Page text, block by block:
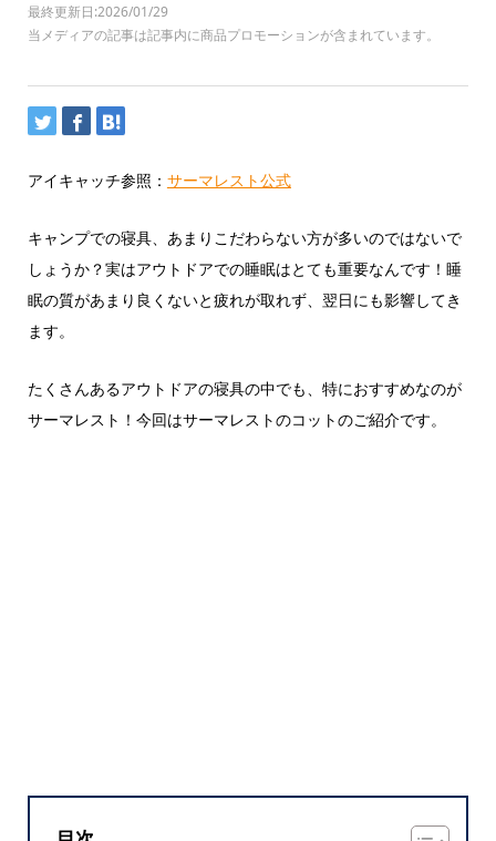
最終更新日:2026/01/29
当メディアの記事は記事内に商品プロモーションが含まれています。
アイキャッチ参照： サーマレスト公式
キャンプでの寝具、あまりこだわらない方が多いのではないで
しょうか？実はアウトドアでの睡眠はとても重要なんです！睡
眠の質があまり良くないと疲れが取れず、翌日にも影響してき
ます。
たくさんあるアウトドアの寝具の中でも、特におすすめなのが
サーマレスト！今回はサーマレストのコットのご紹介です。